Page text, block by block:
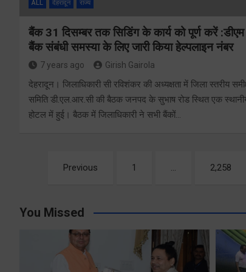
ALL देहरादून राज्य
बैंक 31 दिसम्बर तक सिडिंग के कार्य को पूर्ण करें
बैंक संबंधी समस्या के लिए जारी किया हेल्पलाइन नंबर
7 years ago Girish Gairola
देहरादून। जिलाधिकारी सी रविशंकर की अध्यक्षता में जिला स्तरीय
समिति डी.एल.आर.सी की बैठक जनपद के सुभाष रोड स्थित एक
होटल में हुई। बैठक में जिलाधिकारी ने सभी बैंकों…
PostsPrevious 1 … 2,258
You Missed